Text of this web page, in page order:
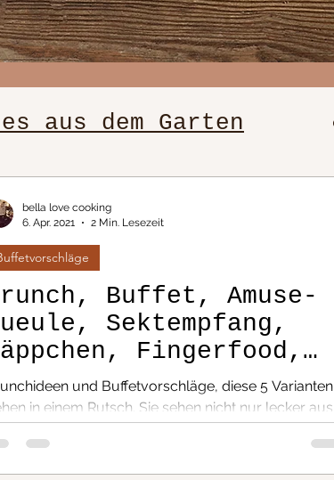
aus dem Garten
Fleischgerichte
Carb, leichtes essen
Buffet, Amuse-
Sektempfang,
Fingerfood,
leckere schnelle
und Buffetvorschläge, diese 5 Varianten
in einem Rutsch. Sie sehen nicht nur lecker aus,
sind es auch...
bella love cooking
6. Apr. 2021
2 Min. Lesezeit